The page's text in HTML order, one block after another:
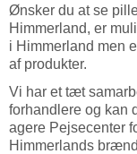
Ønsker du at se
Himmerland, er
i Himmerland men
af produkter.
Vi har et tæt
forhandlere og kan
agere Pejsecenter
Himmerlands